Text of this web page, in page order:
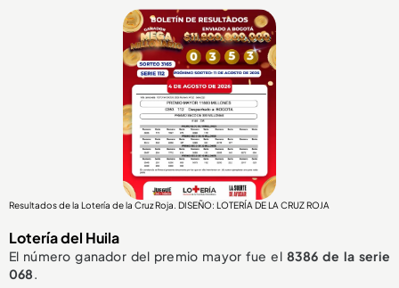
Resultados de la Lotería de la Cruz Roja. DISEÑO: LOTERÍA DE LA CRUZ ROJA
Lotería del Huila
El número ganador del premio mayor fue el 8386 de la serie
068.